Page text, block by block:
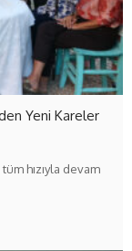
Yeni Kareler
hızıyla devam